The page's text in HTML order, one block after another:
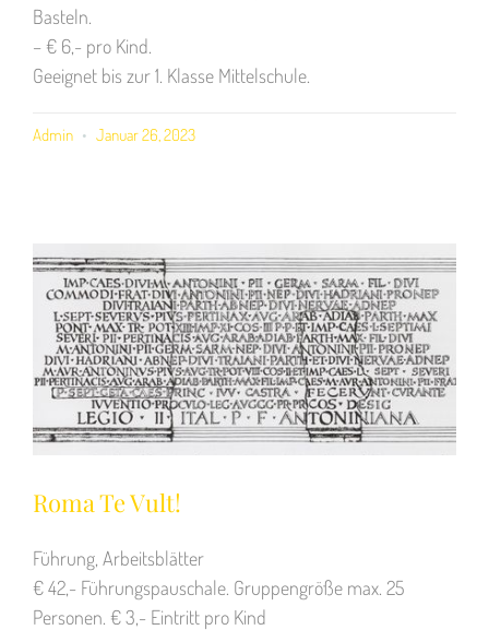
Basteln.
– € 6,- pro Kind.
Geeignet bis zur 1. Klasse Mittelschule.
Admin Januar 26, 2023
Roma Te Vult!
Führung, Arbeitsblätter
€ 42,- Führungspauschale. Gruppengröße max. 25
Personen. € 3,- Eintritt pro Kind